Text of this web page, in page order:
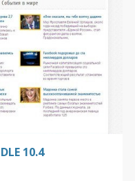
10.4